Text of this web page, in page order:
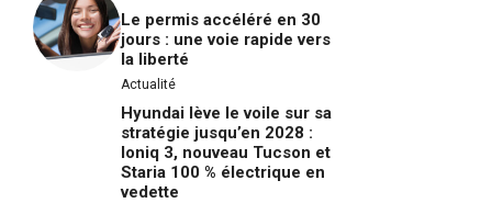
Le permis accéléré en 30
jours : une voie rapide vers
la liberté
Actualité
Hyundai lève le voile sur sa
stratégie jusqu’en 2028 :
Ioniq 3, nouveau Tucson et
Staria 100 % électrique en
vedette